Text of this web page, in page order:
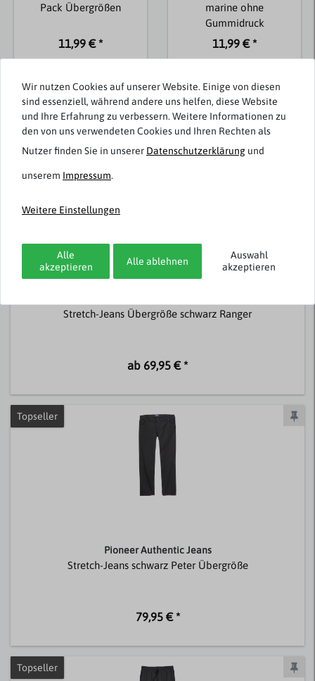
Pack Übergrößen
11,99 € *
marine ohne
Gummidruck
11,99 € *
Passend dazu
Stretch-Jeans Übergröße schwarz Ranger
ab 69,95 € *
Topseller
Pioneer Authentic Jeans
Stretch-Jeans schwarz Peter Übergröße
79,95 € *
Topseller
Wir nutzen Cookies auf unserer Website. Einige von diesen
sind essenziell, während andere uns helfen, diese Website
und Ihre Erfahrung zu verbessern. Weitere Informationen zu
den von uns verwendeten Cookies und Ihren Rechten als
Nutzer finden Sie in unserer Daten­schutz­erklärung und
unserem Impressum.
Weitere Einstellungen
Alle
akzeptieren
Alle ablehnen
Auswahl
akzeptieren